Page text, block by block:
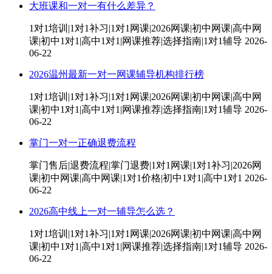
大班课和一对一有什么差异？
1对1培训|1对1补习|1对1网课|2026网课|初中网课|高中网
课|初中1对1|高中1对1|网课推荐|选择指南|1对1辅导 2026-
06-22
2026温州最新一对一网课辅导机构排行榜
1对1培训|1对1补习|1对1网课|2026网课|初中网课|高中网
课|初中1对1|高中1对1|网课推荐|选择指南|1对1辅导 2026-
06-22
掌门一对一正确退费流程
掌门售后|退费流程|掌门退费|1对1网课|1对1补习|2026网
课|初中网课|高中网课|1对1价格|初中1对1|高中1对1 2026-
06-22
2026高中线上一对一辅导怎么选？
1对1培训|1对1补习|1对1网课|2026网课|初中网课|高中网
课|初中1对1|高中1对1|网课推荐|选择指南|1对1辅导 2026-
06-22